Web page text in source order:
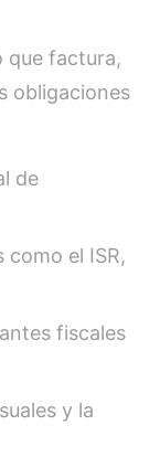
que factura,
obligaciones
de
como el ISR,
fiscales
y la